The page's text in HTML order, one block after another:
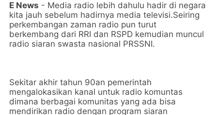
E News - Media radio lebih dahulu hadir di negara
kita jauh sebelum hadirnya media televisi.Seiring
perkembangan zaman radio pun turut
berkembang dari RRI dan RSPD kemudian muncul
radio siaran swasta nasional PRSSNI.
Sekitar akhir tahun 90an pemerintah
mengalokasikan kanal untuk radio komuntas
dimana berbagai komunitas yang ada bisa
mendirikan radio dengan program siaran